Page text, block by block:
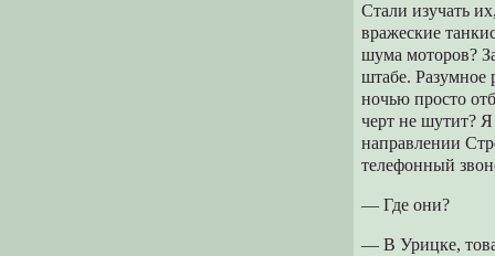
Стали изучать
вражеские
шума моторов?
штабе. Разумное
ночью просто
черт не шутит?
направлении
телефонный
— Где они?
— В Урицке,